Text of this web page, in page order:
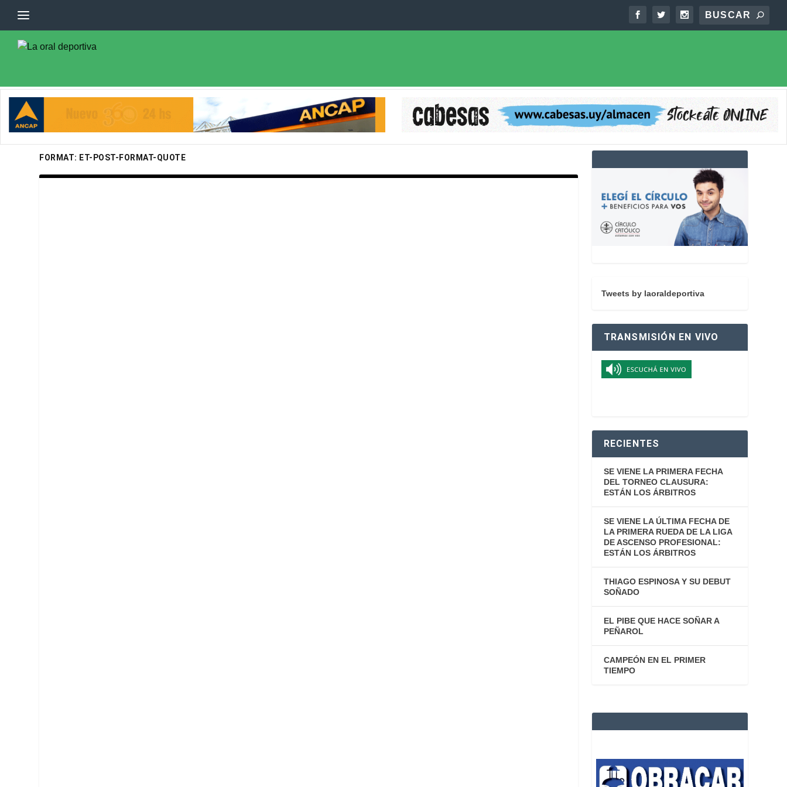
FORMAT: ET-POST-FORMAT-QUOTE
Tweets by laoraldeportiva
TRANSMISIÓN EN VIVO
RECIENTES
SE VIENE LA PRIMERA FECHA
DEL TORNEO CLAUSURA:
ESTÁN LOS ÁRBITROS
SE VIENE LA ÚLTIMA FECHA DE
LA PRIMERA RUEDA DE LA LIGA
DE ASCENSO PROFESIONAL:
ESTÁN LOS ÁRBITROS
THIAGO ESPINOSA Y SU DEBUT
SOÑADO
EL PIBE QUE HACE SOÑAR A
PEÑAROL
CAMPEÓN EN EL PRIMER
TIEMPO